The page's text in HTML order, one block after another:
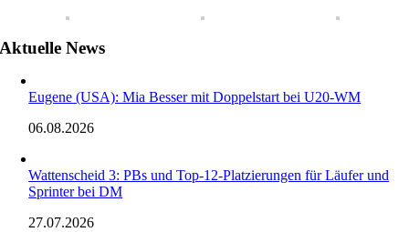
Aktuelle News
Eugene (USA): Mia Besser mit Doppelstart bei U20-WM
06.08.2026
Wattenscheid 3: PBs und Top-12-Platzierungen für Läufer und
Sprinter bei DM
27.07.2026